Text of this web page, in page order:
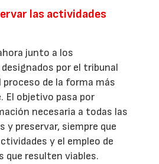
las actividades
junto a los
por el tribunal
de la forma más
El objetivo pasa por
necesaria a todas las
y preservar, siempre que
y el empleo de
que resulten viables.